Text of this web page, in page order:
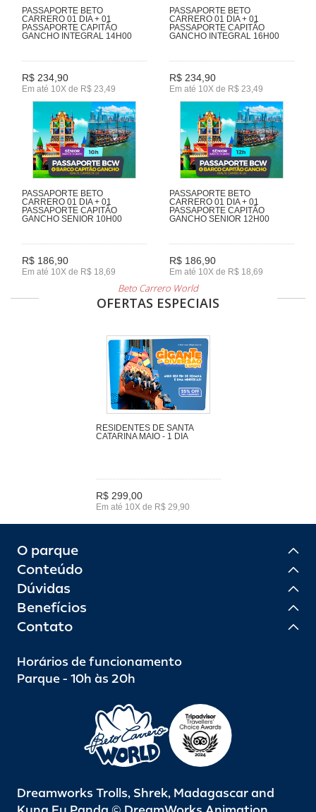
PASSAPORTE BETO
CARRERO 01 DIA + 01
PASSAPORTE CAPITÃO
GANCHO INTEGRAL 14H00
R$ 234,90
Em até 10X de R$ 23,49
PASSAPORTE BETO
CARRERO 01 DIA + 01
PASSAPORTE CAPITÃO
GANCHO INTEGRAL 16H00
R$ 234,90
Em até 10X de R$ 23,49
PASSAPORTE BETO
CARRERO 01 DIA + 01
PASSAPORTE CAPITÃO
GANCHO SENIOR 10H00
R$ 186,90
Em até 10X de R$ 18,69
PASSAPORTE BETO
CARRERO 01 DIA + 01
PASSAPORTE CAPITÃO
GANCHO SENIOR 12H00
R$ 186,90
Em até 10X de R$ 18,69
Beto Carrero World
OFERTAS ESPECIAIS
RESIDENTES DE SANTA
CATARINA MAIO - 1 DIA
R$ 299,00
Em até 10X de R$ 29,90
O parque
Conteúdo
Dúvidas
Benefícios
Contato
Horários de funcionamento
Parque - 10h às 20h
Dreamworks Trolls, Shrek, Madagascar and